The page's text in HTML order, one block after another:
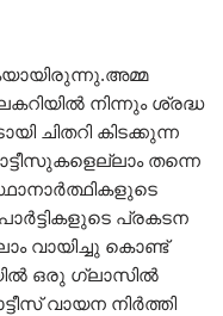
നിന്നും ശ്രദ്ധ
ചിതറി കിടക്കുന്ന
തന്നെ
പ്രകടന
വായിച്ചു കൊണ്ട്
ഒരു ഗ്ലാസിൽ
വായന നിർത്തി